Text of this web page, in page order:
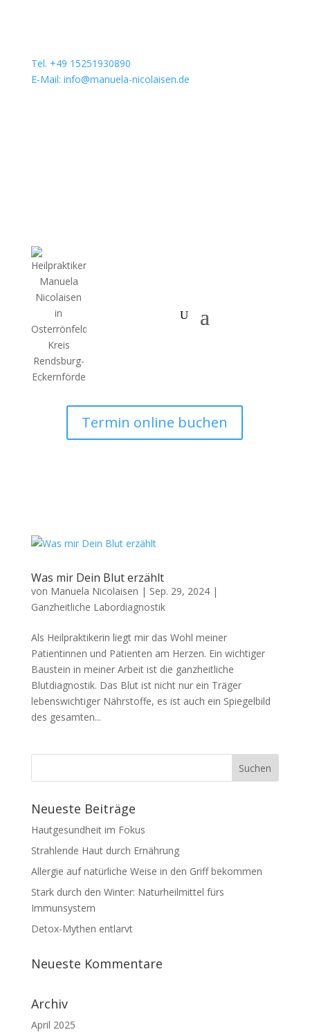
Tel. +49 15251930890
E-Mail: info@manuela-nicolaisen.de
Termin online buchen
Was mir Dein Blut erzählt
von Manuela Nicolaisen | Sep. 29, 2024|
Ganzheitliche Labordiagnostik
Als Heilpraktikerin liegt mir das Wohl meiner
Patientinnen und Patienten am Herzen. Ein wichtiger
Baustein in meiner Arbeit ist die ganzheitliche
Blutdiagnostik. Das Blut ist nicht nur ein Träger
lebenswichtiger Nährstoffe, es ist auch ein Spiegelbild
des gesamten...
Neueste Beiträge
Hautgesundheit im Fokus
Strahlende Haut durch Ernährung
Allergie auf natürliche Weise in den Griff bekommen
Stark durch den Winter: Naturheilmittel fürs
Immunsystem
Detox-Mythen entlarvt
Neueste Kommentare
Archiv
April 2025